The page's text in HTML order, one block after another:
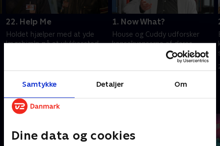
Samtykke Detaljer Om
Dine data og cookies
22. Help Me
Holdet hjælper med at yde
lægehjælp på et ulykkessted.
1. Now What?
House og Cuddy udforsker
konsekvenserne af deres
følelser for hinanden.
Andre så også